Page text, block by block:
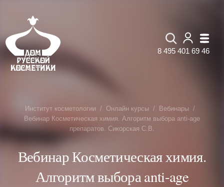
8 495 401 69 46
Институт косметологии Онлайн курсы
Вебинары
Вебинар Косметическая химия. Алгоритм выбора anti-age
препаратов. Сикорская С.В.
Вебинар Косметическая химия.
Алгоритм выбора anti-age